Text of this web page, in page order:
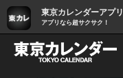
東京カレンダーアプリ
アプリなら超サクサク！